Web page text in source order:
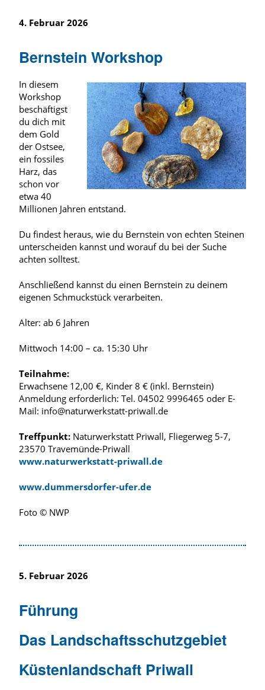
4. Februar 2026
Bernstein Workshop
In diesem
Workshop
beschäftigst
du dich mit
dem Gold
der Ostsee,
ein fossiles
Harz, das
schon vor
etwa 40
Millionen Jahren entstand.
Du findest heraus, wie du Bernstein von echten Steinen
unterscheiden kannst und worauf du bei der Suche
achten solltest.
Anschließend kannst du einen Bernstein zu deinem
eigenen Schmuckstück verarbeiten.
Alter: ab 6 Jahren
Mittwoch 14:00 – ca. 15:30 Uhr
Teilnahme:
Erwachsene 12,00 €, Kinder 8 € (inkl. Bernstein)
Anmeldung erforderlich: Tel. 04502 9996465 oder E-
Mail: info@naturwerkstatt-priwall.de
Treffpunkt: Naturwerkstatt Priwall, Fliegerweg 5-7,
23570 Travemünde-Priwall
www.naturwerkstatt-priwall.de
www.dummersdorfer-ufer.de
Foto © NWP
5. Februar 2026
Führung
Das Landschaftsschutzgebiet
Küstenlandschaft Priwall